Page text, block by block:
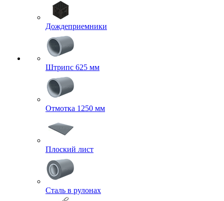
Дождеприемники
Штрипс 625 мм
Отмотка 1250 мм
Плоский лист
Сталь в рулонах